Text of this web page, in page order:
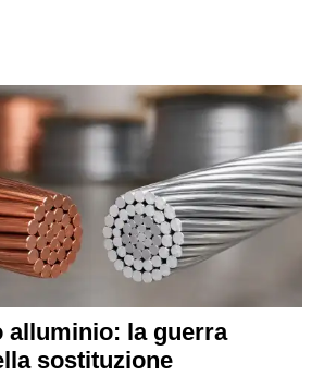
alluminio: la guerra
sostituzione